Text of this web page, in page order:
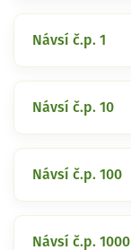
Návsí č.p. 1
Návsí č.p. 10
Návsí č.p. 100
Návsí č.p. 1000